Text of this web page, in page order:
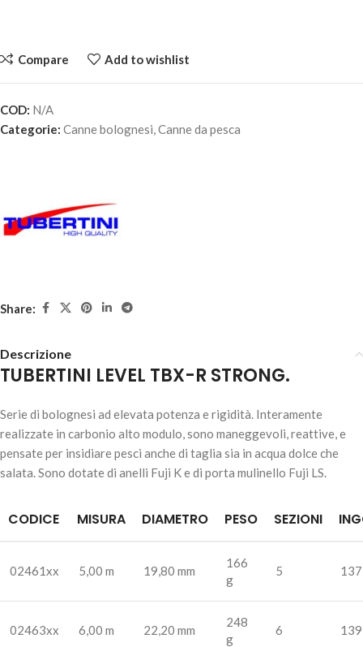
TUBERTINI LEVEL TBX-R STRONG – 6 Metri
250,00€ 1 disponibili
Compare Add to wishlist
COD: N/A
Categorie: Canne bolognesi,Canne da pesca
Share:
Descrizione
TUBERTINI LEVEL TBX-R STRONG.
Serie di bolognesi ad elevata potenza e rigidità. Interamente
realizzate in carbonio alto modulo, sono maneggevoli, reattive, e
pensate per insidiare pesci anche di taglia sia in acqua dolce che
salata. Sono dotate di anelli Fuji K e di porta mulinello Fuji LS.
CODICE MISURA DIAMETRO PESO SEZIONI
02461xx 5,00 m 19,80 mm
166
g
5
02463xx 6,00 m 22,20 mm
248
g
6